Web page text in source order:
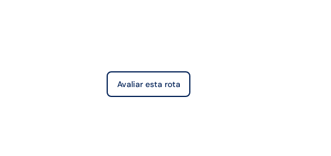
Avaliar esta rota